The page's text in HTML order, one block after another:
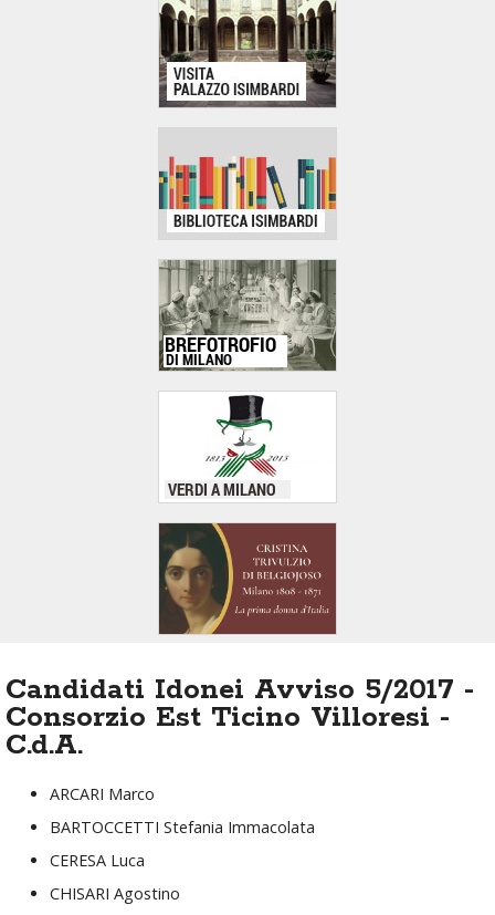
Candidati Idonei Avviso 5/2017 -
Consorzio Est Ticino Villoresi -
C.d.A.
ARCARI Marco
BARTOCCETTI Stefania Immacolata
CERESA Luca
CHISARI Agostino